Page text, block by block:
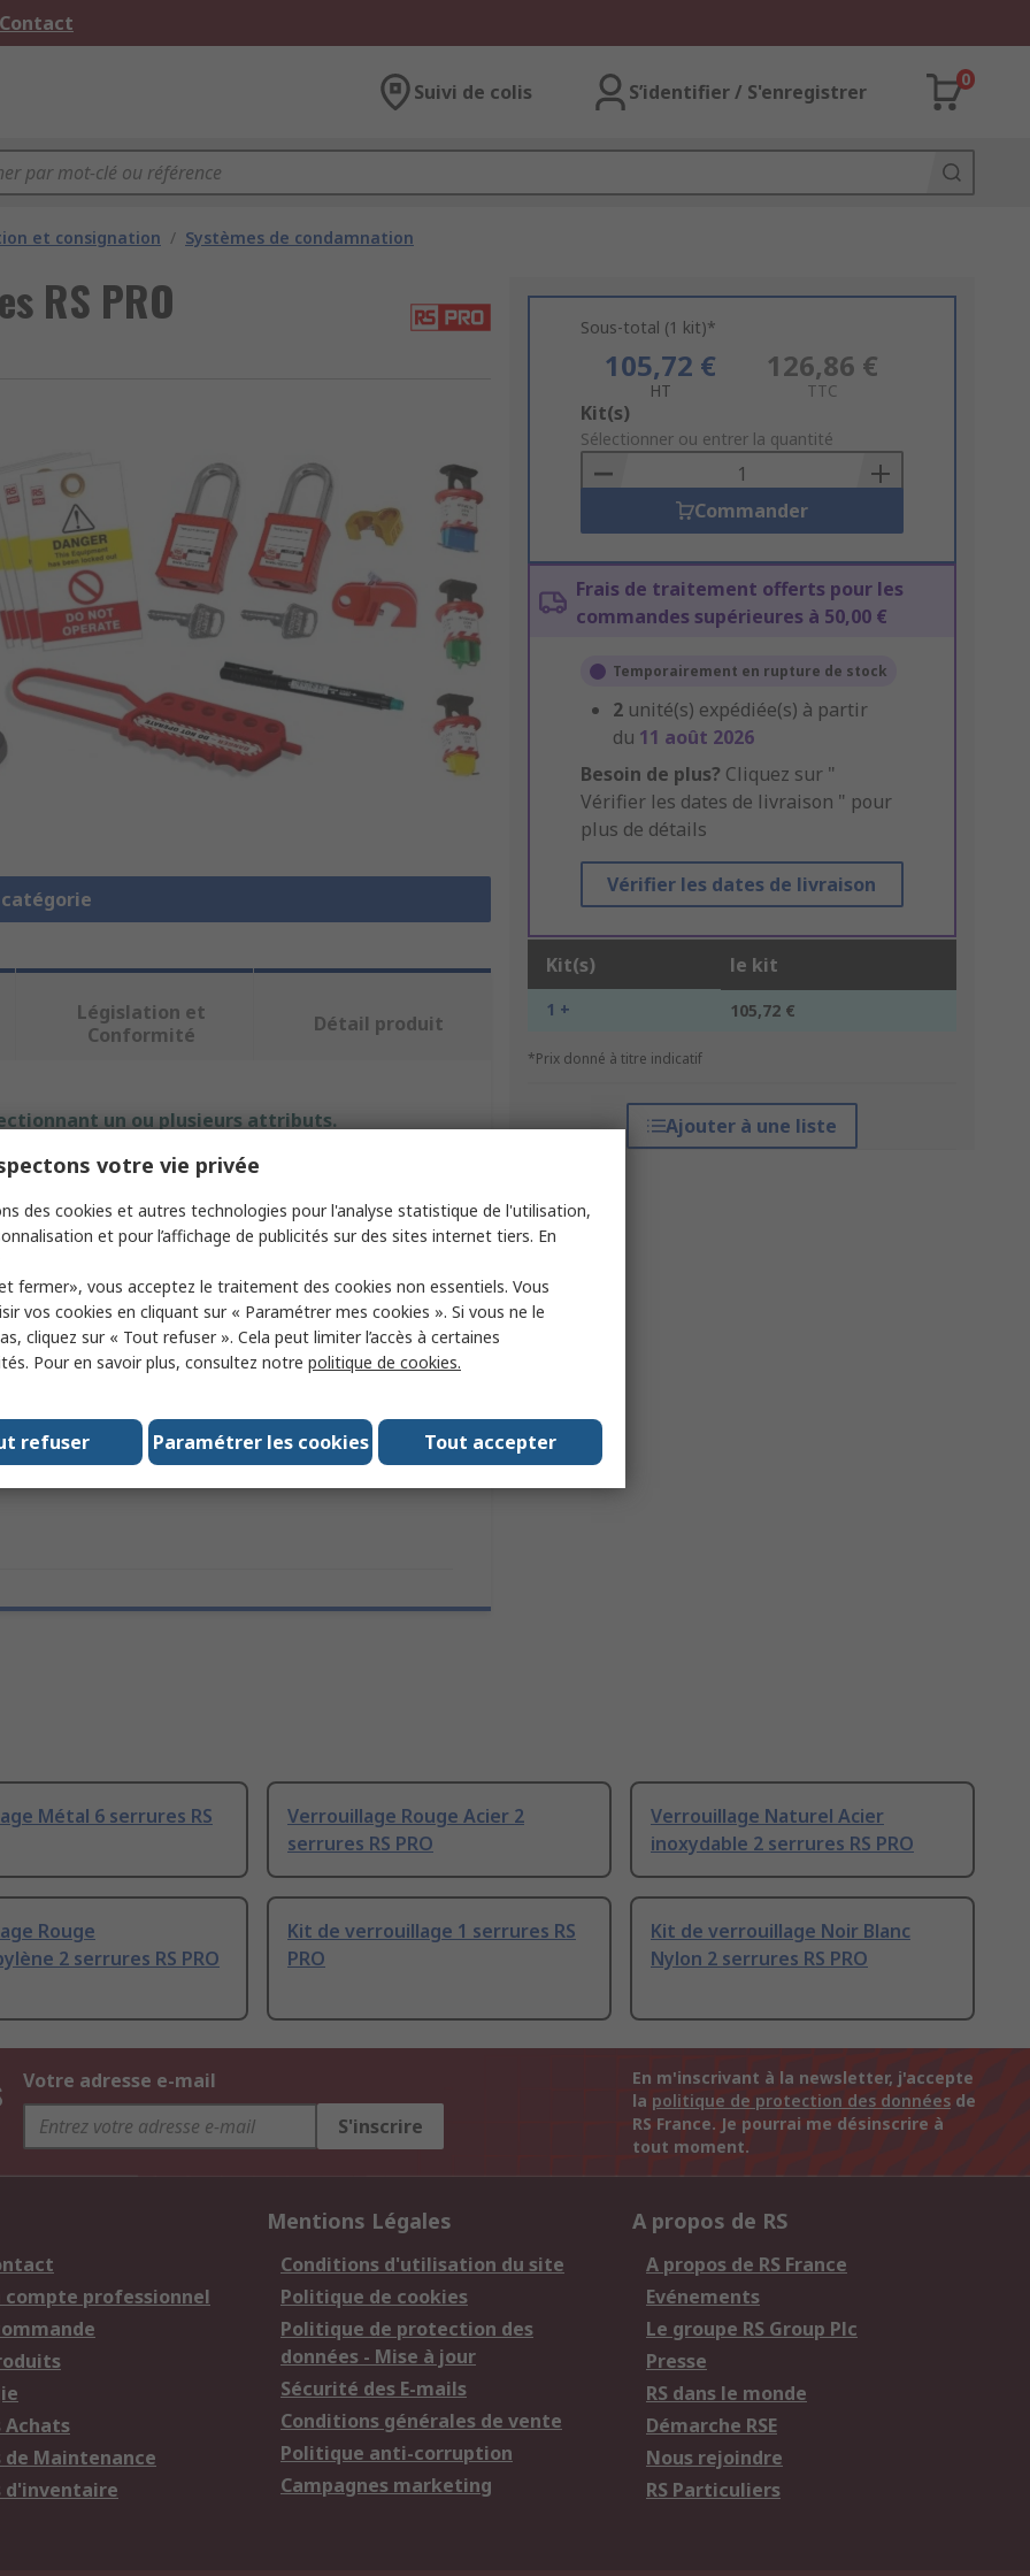
Suivi de colis S’identifier / S'enregistrer
0
et consignation / Systèmes de condamnation
RS PRO Sous-total (1 kit)*
105,72 €
HT
126,86 €
TTC
Add
to
Basket
Kit(s)
Sélectionner ou entrer la quantité
Commander
Frais de traitement offerts pour les
commandes supérieures à 50,00 €
Temporairement en rupture de stock
2 unité(s) expédiée(s) à partir
du 11 août 2026
Besoin de plus? Cliquez sur "
Vérifier les dates de livraison " pour
plus de détails
Vérifier les dates de livraison
Kit(s) le kit
1 + 105,72 €
*Prix donné à titre indicatif
Ajouter à une liste
Législation et
Conformité
Détail produit
un ou plusieurs attributs.
Valeur
RS PRO
Kit de verrouillage
verrous 2
Métal
No
Métal 6 serrures RS
Verrouillage Rouge Acier 2
serrures RS PRO
Verrouillage Naturel Acier
inoxydable 2 serrures RS PRO
Rouge
2 serrures RS PRO
Kit de verrouillage 1 serrures RS
PRO
Kit de verrouillage Noir Blanc
Nylon 2 serrures RS PRO
Votre adresse e-mail
S'inscrire
En m'inscrivant à la newsletter, j'accepte
la politique de protection des données de
RS France. Je pourrai me désinscrire à
tout moment.
compte professionnel
Achats
de Maintenance
d'inventaire
Mentions Légales
Conditions d'utilisation du site
Politique de cookies
Politique de protection des
données - Mise à jour
Sécurité des E-mails
Conditions générales de vente
Politique anti-corruption
Campagnes marketing
A propos de RS
A propos de RS France
Evénements
Le groupe RS Group Plc
Presse
RS dans le monde
Démarche RSE
Nous rejoindre
RS Particuliers
votre vie privée
des cookies et autres technologies pour l'analyse statistique de l'utilisation,
et pour l’affichage de publicités sur des sites internet tiers. En
fermer», vous acceptez le traitement des cookies non essentiels. Vous
vos cookies en cliquant sur « Paramétrer mes cookies ». Si vous ne le
cliquez sur « Tout refuser ». Cela peut limiter l’accès à certaines
Pour en savoir plus, consultez notre politique de cookies.
Tout accepter
Paramétrer les cookies
refuser